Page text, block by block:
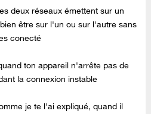
deux réseaux émettent sur un
être sur l'un ou sur l'autre sans
conecté
ton appareil n'arrête pas de
la connexion instable
je te l'ai expliqué, quand il